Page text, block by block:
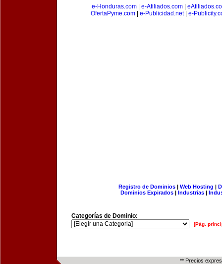
e-Honduras.com| e-Afiliados.com|
OfertaPyme.com| e-Publicidad.net| e-
Registro de Dominios| Web Hosting |
Dominios Expirados | Industrias |
Categorías de Dominio:
[Pág.
** Precios